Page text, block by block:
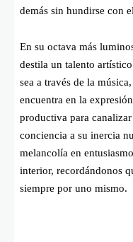
demás sin hundirse con
En su octava más
destila un talento
sea a través de la
encuentra en la
productiva para
conciencia a su inercia
melancolía en
interior, recordándonos
siempre por uno mismo.